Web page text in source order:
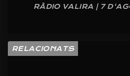
RÀDIO VALIRA | 7
RELACIONATS